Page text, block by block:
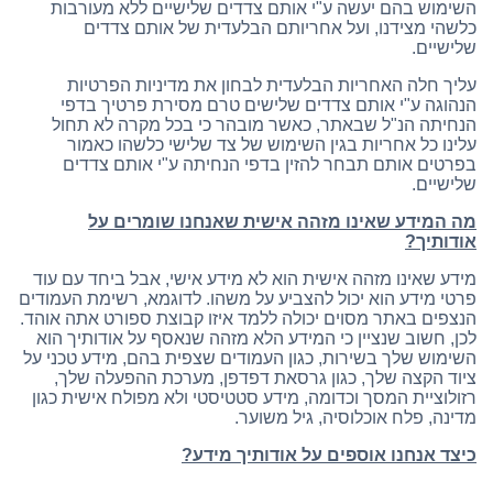
השימוש בהם יעשה ע"י אותם צדדים שלישיים ללא מעורבות
כלשהי מצידנו, ועל אחריותם הבלעדית של אותם צדדים
שלישיים.
עליך חלה האחריות הבלעדית לבחון את מדיניות הפרטיות
הנהוגה ע"י אותם צדדים שלישים טרם מסירת פרטיך בדפי
הנחיתה הנ"ל שבאתר, כאשר מובהר כי בכל מקרה לא תחול
עלינו כל אחריות בגין השימוש של צד שלישי כלשהו כאמור
בפרטים אותם תבחר להזין בדפי הנחיתה ע"י אותם צדדים
שלישיים.
מה המידע שאינו מזהה אישית שאנחנו שומרים על
אודותיך?
מידע שאינו מזהה אישית הוא לא מידע אישי, אבל ביחד עם עוד
פרטי מידע הוא יכול להצביע על משהו. לדוגמא, רשימת העמודים
הנצפים באתר מסוים יכולה ללמד איזו קבוצת ספורט אתה אוהד.
לכן, חשוב שנציין כי המידע הלא מזהה שנאסף על אודותיך הוא
השימוש שלך בשירות, כגון העמודים שצפית בהם, מידע טכני על
ציוד הקצה שלך, כגון גרסאת דפדפן, מערכת ההפעלה שלך,
רזולוציית המסך וכדומה, מידע סטטיסטי ולא מפולח אישית כגון
מדינה, פלח אוכלוסיה, גיל משוער.
כיצד אנחנו אוספים על אודותיך מידע?